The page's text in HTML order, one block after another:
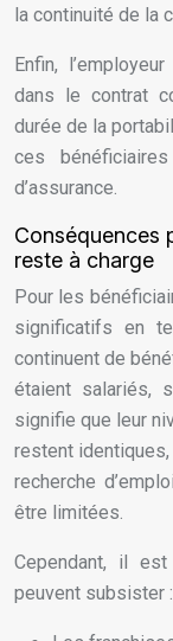
la continuité de la
Enfin,
dans le contrat
durée de la
ces
d’assurance.
Conséquences
reste à charge
Pour les
significatifs en
continuent de
étaient salariés,
signifie que leur
restent identiques,
recherche
être limitées.
Cependant, il
peuvent subsister :